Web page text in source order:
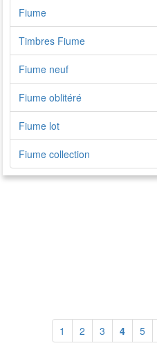
Fiume
Timbres Fiume
Fiume neuf
Fiume oblitéré
Fiume lot
Fiume collection
1 2 3 4 5